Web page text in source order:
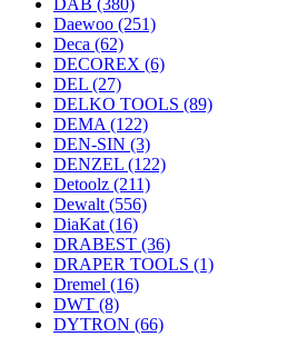
DAB (380)
Daewoo (251)
Deca (62)
DECOREX (6)
DEL (27)
DELKO TOOLS (89)
DEMA (122)
DEN-SIN (3)
DENZEL (122)
Detoolz (211)
Dewalt (556)
DiaKat (16)
DRABEST (36)
DRAPER TOOLS (1)
Dremel (16)
DWT (8)
DYTRON (66)